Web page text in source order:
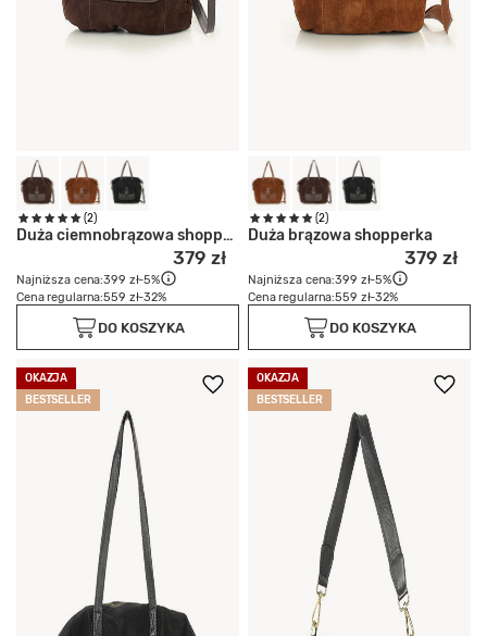
(2)
Duża ciemnobrązowa shopperka
379 zł
Najniższa cena:399 zł-5%
Cena regularna:559 zł-32%
DO KOSZYKA
(2)
Duża brązowa shopperka
379 zł
Najniższa cena:399 zł-5%
Cena regularna:559 zł-32%
DO KOSZYKA
OKAZJA
BESTSELLER
OKAZJA
BESTSELLER